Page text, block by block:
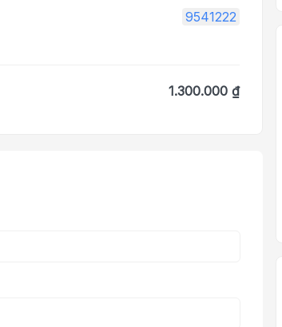
9541222
1.300.000 ₫